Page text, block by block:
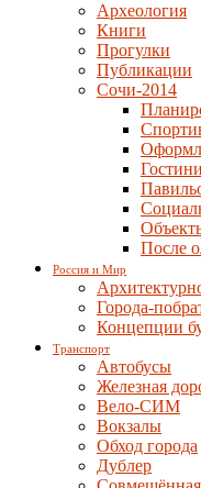
Археология
Книги
Прогулки
Публикации
Сочи-2014
После
Россия и Мир
Города-
Концепции
Транспорт
Автобусы
Железная
Вело-СИМ
Вокзалы
Обход города
Дублер